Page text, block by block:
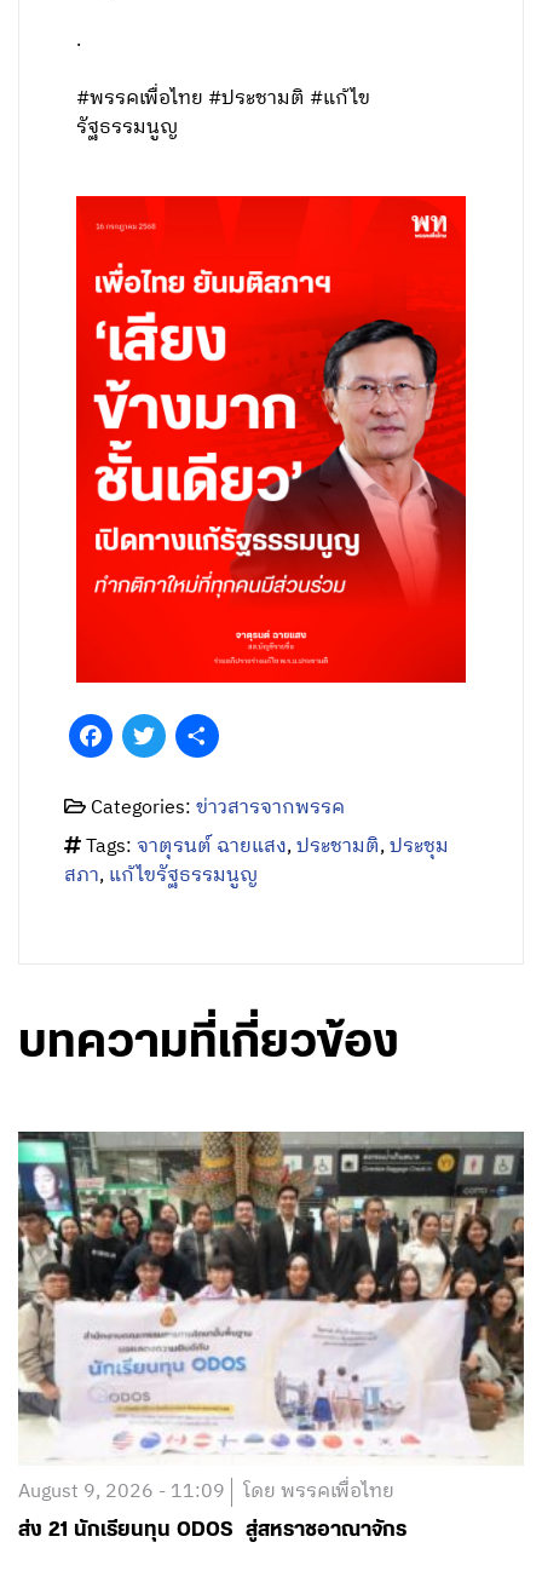
.
#พรรคเพื่อไทย #ประชามติ #แก้ไข
รัฐธรรมนูญ
FacebookTwitter
Categories:ข่าวสารจากพรรค
Tags:จาตุรนต์ ฉายแสง,ประชามติ,ประชุม
สภา,แก้ไขรัฐธรรมนูญ
บทความที่เกี่ยวข้อง
August 9, 2026 - 11:09 โดย พรรคเพื่อไทย
ส่ง 21 นักเรียนทุน ODOS สู่สหราชอาณาจักร